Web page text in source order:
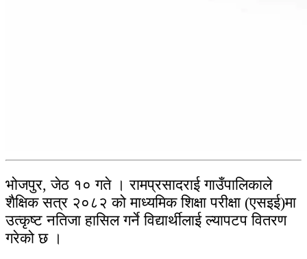
भोजपुर, जेठ १० गते । रामप्रसादराई गाउँपालिकाले
शैक्षिक सत्र २०८२ को माध्यमिक शिक्षा परीक्षा (एसइई)मा
उत्कृष्ट नतिजा हासिल गर्ने विद्यार्थीलाई ल्यापटप वितरण
गरेको छ ।